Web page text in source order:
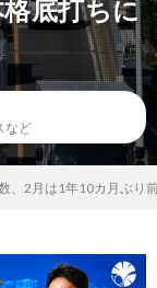
底打ちに
など
、2月は1年10カ月ぶり